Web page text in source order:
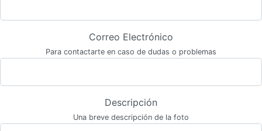
Correo Electrónico
Para contactarte en caso de dudas o problemas
Descripción
Una breve descripción de la foto